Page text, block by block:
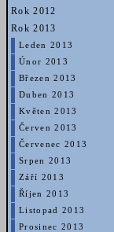
Rok 2012
Rok 2013
Leden 2013
Únor 2013
Březen 2013
Duben 2013
Květen 2013
Červen 2013
Červenec 2013
Srpen 2013
Září 2013
Říjen 2013
Listopad 2013
Prosinec 2013